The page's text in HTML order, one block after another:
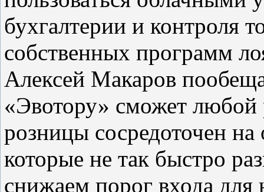
бухгалтерии и контроля
собственных программ
Алексей Макаров
«Эвотору» сможет любой
розницы сосредоточен
которые не так быстро
снижаем порог входа для